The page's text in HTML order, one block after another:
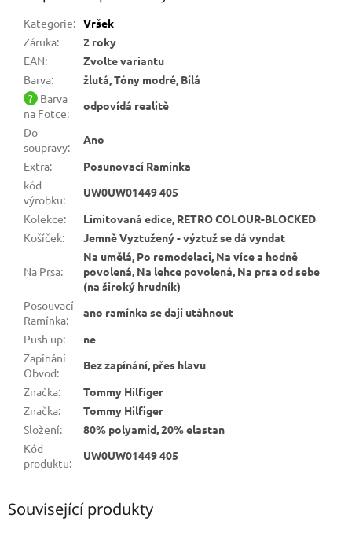
Kategorie: Vršek
Záruka:
2 roky
EAN:
Zvolte variantu
Barva:
žlutá, Tóny modré, Bílá
? Barva
na Fotce:
odpovídá realitě
Do
soupravy:
Ano
Extra:
Posunovací Ramínka
kód
výrobku:
UW0UW01449 405
Kolekce:
Limitovaná edice, RETRO COLOUR-BLOCKED
Košíček: Jemně Vyztužený - výztuž se dá vyndat
Na Prsa:
Na umělá, Po remodelaci, Na více a hodně
povolená, Na lehce povolená, Na prsa od sebe
(na široký hrudník)
Posouvací
Ramínka:
ano ramínka se dají utáhnout
Push up:
ne
Zapínání
Obvod:
Bez zapínání, přes hlavu
Značka:
Tommy Hilfiger
Značka:
Tommy Hilfiger
Složení:
80% polyamid, 20% elastan
Kód
produktu:
UW0UW01449 405
Související produkty